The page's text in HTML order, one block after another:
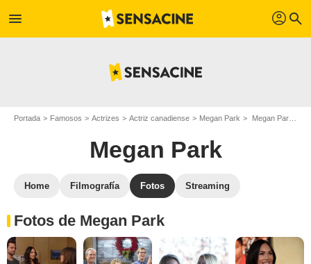
menu profil search
Portada Famosos Actrizes Actriz canadiense Megan Park Megan Park : Fotos de sus películas y series
Megan Park
Home Filmografía Fotos Streaming
Fotos de Megan Park